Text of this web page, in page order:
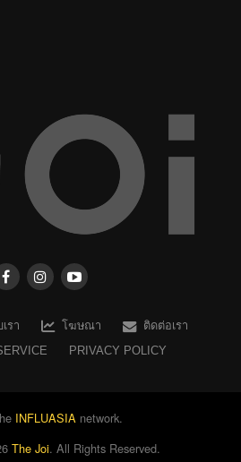
รา โฆษณา
ติดต่อเรา
PRIVACY POLICY
INFLUASIA network.
The Joi. All Rights Reserved.